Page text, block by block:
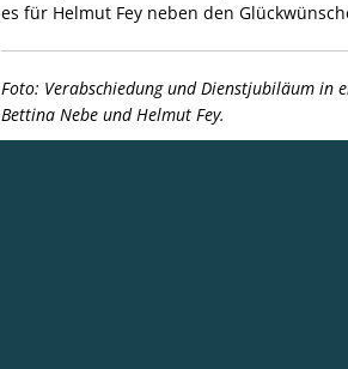
es für Helmut Fey neben den
Foto: Verabschiedung und Dienstjubiläum in
Bettina Nebe und Helmut Fey.